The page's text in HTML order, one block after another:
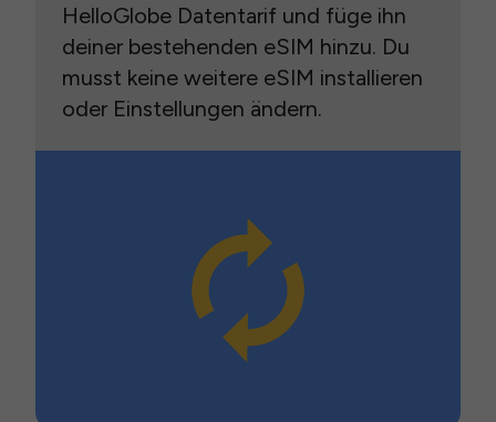
HelloGlobe Datentarif und füge ihn
deiner bestehenden eSIM hinzu. Du
musst keine weitere eSIM installieren
oder Einstellungen ändern.